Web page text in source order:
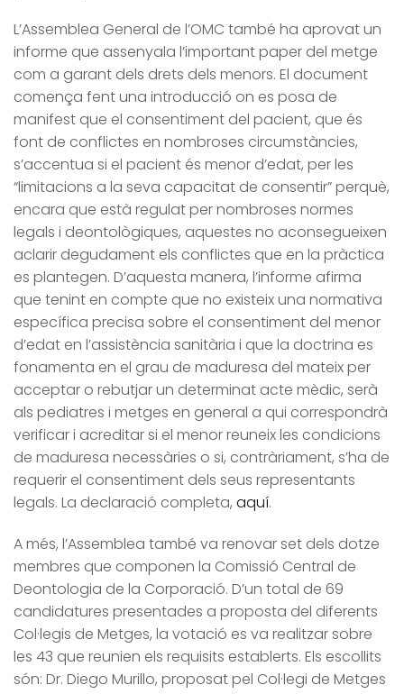
L’Assemblea General de l’OMC també ha aprovat un
informe que assenyala l’important paper del metge
com a garant dels drets dels menors. El document
comença fent una introducció on es posa de
manifest que el consentiment del pacient, que és
font de conflictes en nombroses circumstàncies,
s’accentua si el pacient és menor d’edat, per les
“limitacions a la seva capacitat de consentir” perquè,
encara que està regulat per nombroses normes
legals i deontològiques, aquestes no aconsegueixen
aclarir degudament els conflictes que en la pràctica
es plantegen. D’aquesta manera, l’informe afirma
que tenint en compte que no existeix una normativa
específica precisa sobre el consentiment del menor
d’edat en l’assistència sanitària i que la doctrina es
fonamenta en el grau de maduresa del mateix per
acceptar o rebutjar un determinat acte mèdic, serà
als pediatres i metges en general a qui correspondrà
verificar i acreditar si el menor reuneix les condicions
de maduresa necessàries o si, contràriament, s’ha de
requerir el consentiment dels seus representants
legals. La declaració completa, aquí.
A més, l’Assemblea també va renovar set dels dotze
membres que componen la Comissió Central de
Deontologia de la Corporació. D’un total de 69
candidatures presentades a proposta del diferents
Col·legis de Metges, la votació es va realitzar sobre
les 43 que reunien els requisits establerts. Els escollits
són: Dr. Diego Murillo, proposat pel Col·legi de Metges